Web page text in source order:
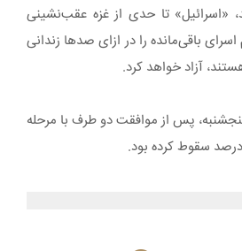
تا حدی از غزه عقب‌نشینی
باقی‌مانده را در ازای صدها زندانی
آزاد خواهد کرد.
پس از موافقت دو طرف با مرحله